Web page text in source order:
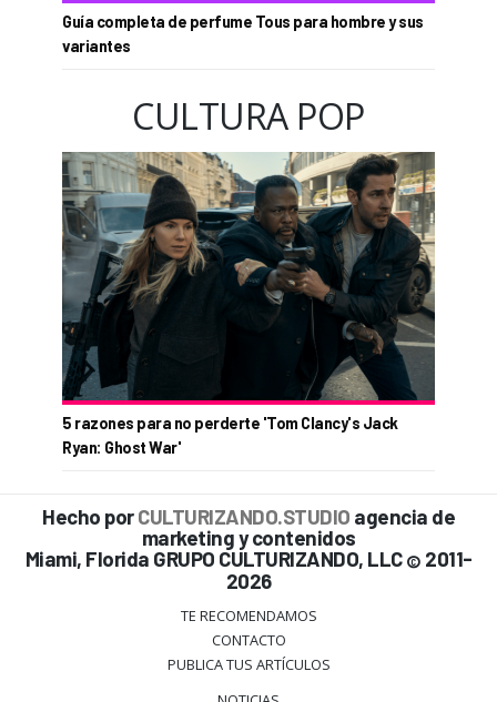
Guía completa de perfume Tous para hombre y sus
variantes
CULTURA POP
5 razones para no perderte 'Tom Clancy's Jack
Ryan: Ghost War'
Hecho porCULTURIZANDO.STUDIO agencia de
marketing y contenidos
Miami, Florida GRUPO CULTURIZANDO, LLC © 2011-
2026
TE RECOMENDAMOS
CONTACTO
PUBLICA TUS ARTÍCULOS